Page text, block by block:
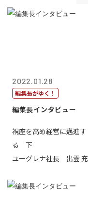
2022.01.28
編集長がゆく！
編集長インタビュー
視座を高め経営に邁進す
る 下
ユーグレナ社長 出雲 充